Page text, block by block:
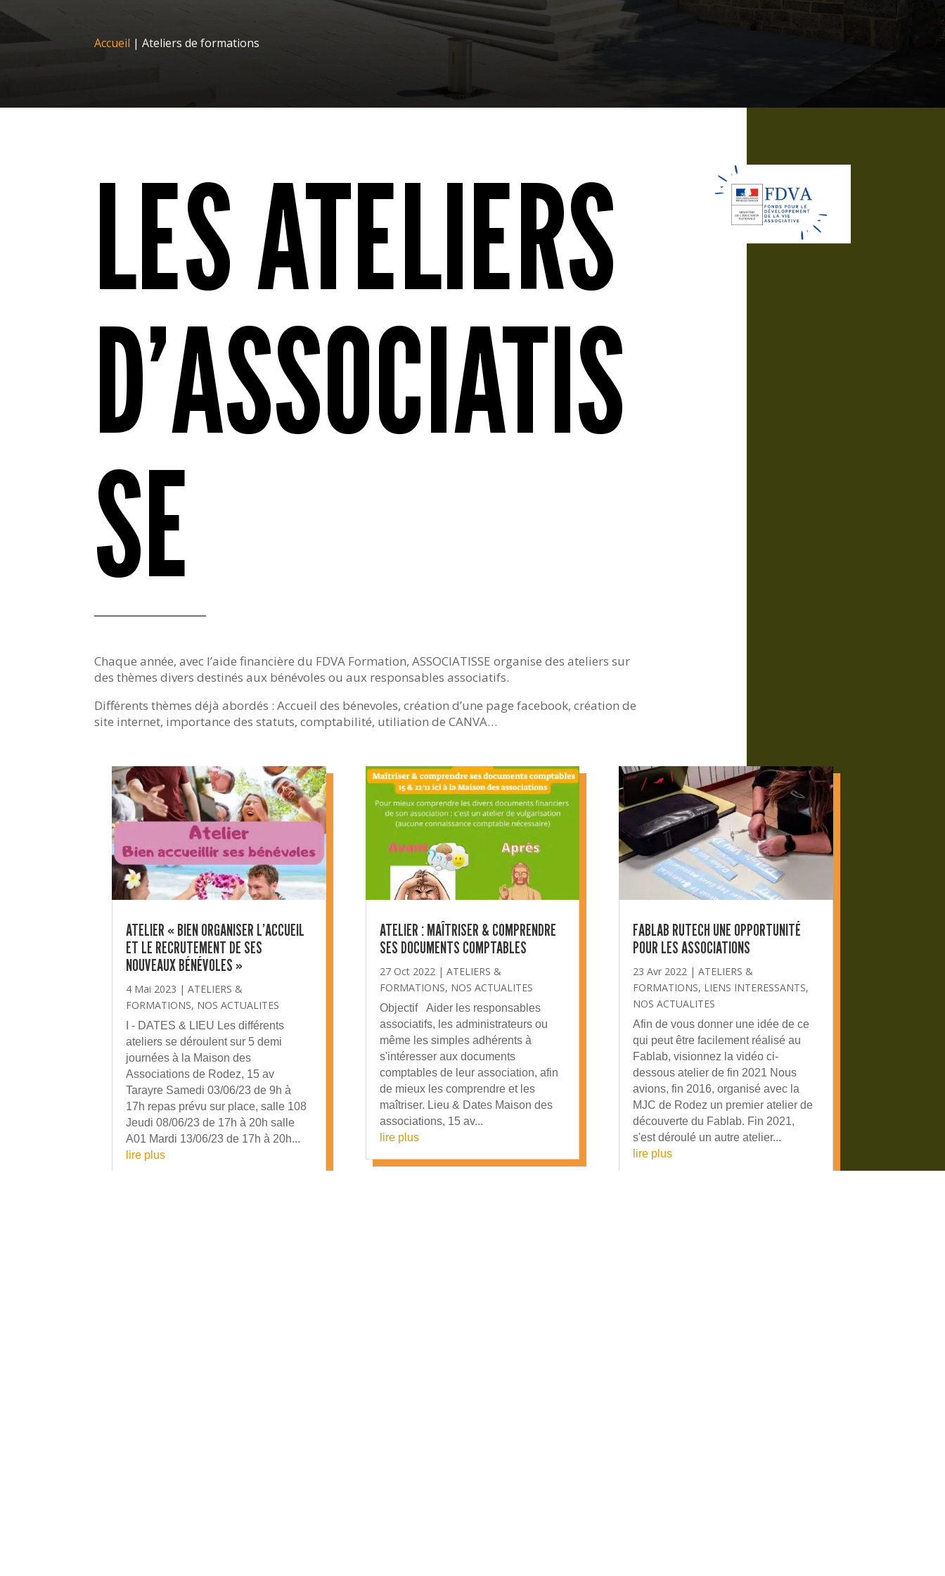
Accueil |Ateliers de formations
LES ATELIERS
D’ASSOCIATIS
SE
Chaque année, avec l’aide financière du FDVA Formation, ASSOCIATISSE organise des ateliers sur
des thèmes divers destinés aux bénévoles ou aux responsables associatifs.
Différents thèmes déjà abordés : Accueil des bénevoles, création d’une page facebook, création de
site internet, importance des statuts, comptabilité, utiliation de CANVA…
ATELIER « BIEN ORGANISER L’ACCUEIL
ET LE RECRUTEMENT DE SES
NOUVEAUX BÉNÉVOLES »
4 Mai 2023 |ATELIERS &
FORMATIONS, NOS ACTUALITES
I - DATES & LIEU Les différents
ateliers se déroulent sur 5 demi
journées à la Maison des
Associations de Rodez, 15 av
Tarayre Samedi 03/06/23 de 9h à
17h repas prévu sur place, salle 108
Jeudi 08/06/23 de 17h à 20h salle
A01 Mardi 13/06/23 de 17h à 20h...
lire plus
ATELIER : MAÎTRISER & COMPRENDRE
SES DOCUMENTS COMPTABLES
27 Oct 2022| ATELIERS &
FORMATIONS, NOS ACTUALITES
Objectif Aider les responsables
associatifs, les administrateurs ou
même les simples adhérents à
s'intéresser aux documents
comptables de leur association, afin
de mieux les comprendre et les
maîtriser. Lieu & Dates Maison des
associations, 15 av...
lire plus
FABLAB RUTECH UNE OPPORTUNITÉ
POUR LES ASSOCIATIONS
23 Avr 2022 |ATELIERS &
FORMATIONS, LIENS INTERESSANTS,
NOS ACTUALITES
Afin de vous donner une idée de ce
qui peut être facilement réalisé au
Fablab, visionnez la vidéo ci-
dessous atelier de fin 2021 Nous
avions, fin 2016, organisé avec la
MJC de Rodez un premier atelier de
découverte du Fablab. Fin 2021,
s'est déroulé un autre atelier...
lire plus